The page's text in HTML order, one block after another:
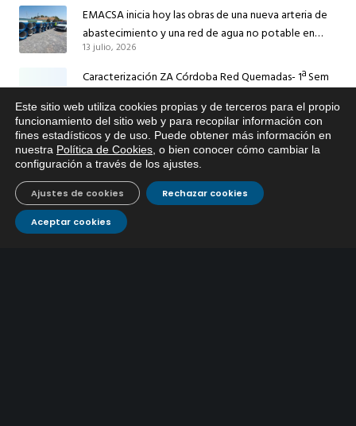
EMACSA inicia hoy las obras de una nueva arteria de
abastecimiento y una red de agua no potable en
Ingeniero Ruiz de Azúa
13 julio, 2026
Caracterización ZA Córdoba Red Quemadas- 1ª Sem
9 julio, 2026
Caracterización ZA Córdoba Red Carrera Caballo-1º
Sem 2026
9 julio, 2026
Caracterización ZA Medina Azahara-1º Sem 2026
9 julio, 2026
Este sitio web utiliza cookies propias y de terceros para el propio
funcionamiento del sitio web y para recopilar información con
fines estadísticos y de uso. Puede obtener más información en
nuestra Política de Cookies , o bien conocer cómo cambiar la
configuración a través de los ajustes
Aceptar cookies
Rechazar cookies
Ajustes de cookies
Si tiene cualquier duda sobre
EMACSA, haga click abajo.